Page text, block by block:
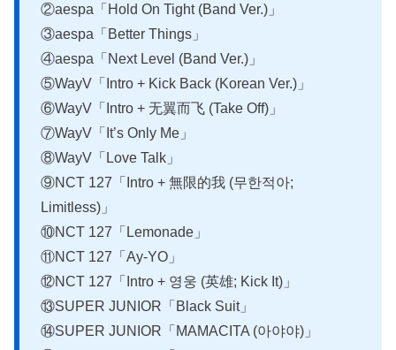
②aespa「Hold On Tight (Band Ver.)」
③aespa「Better Things」
④aespa「Next Level (Band Ver.)」
⑤WayV「Intro + Kick Back (Korean Ver.)」
⑥WayV「Intro + 无翼而飞 (Take Off)」
⑦WayV「It’s Only Me」
⑧WayV「Love Talk」
⑨NCT 127「Intro + 無限的我 (무한적아;
Limitless)」
⑩NCT 127「Lemonade」
⑪NCT 127「Ay-YO」
⑫NCT 127「Intro + 영웅 (英雄; Kick It)」
⑬SUPER JUNIOR「Black Suit」
⑭SUPER JUNIOR「MAMACITA (아야야)」